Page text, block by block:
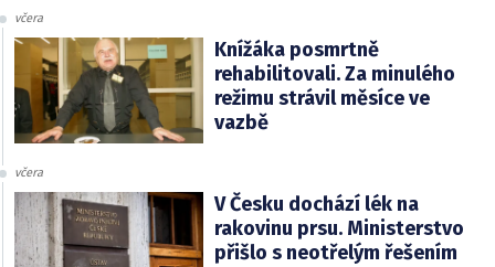
včera
Knížáka posmrtně
rehabilitovali. Za minulého
režimu strávil měsíce ve
vazbě
včera
V Česku dochází lék na
rakovinu prsu. Ministerstvo
přišlo s neotřelým řešením